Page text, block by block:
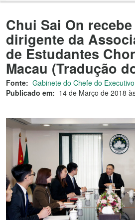
Chui Sai On
dirigente da
de Estudantes
Macau (Tradução
Fonte: Gabinete do Chefe do
Publicado em: 14 de Março de 2018